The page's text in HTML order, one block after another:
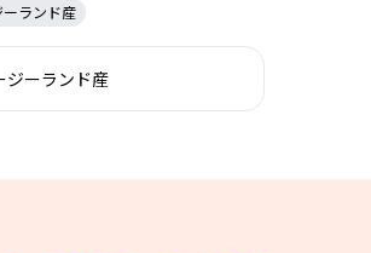
ランド産
ジーランド産